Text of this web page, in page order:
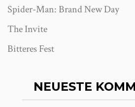
Spider-Man: Brand New Day
The Invite
Bitteres Fest
NEUESTE